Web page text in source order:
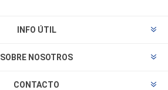
INFO ÚTIL
SOBRE NOSOTROS
CONTACTO